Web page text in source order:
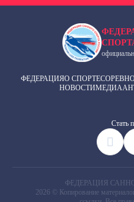
ФЕДЕРАЦИЯО СПОРТЕ
НОВОСТИМЕДИА
Cтать
ФЕДЕРАЦИЯ
2026 © Копирование